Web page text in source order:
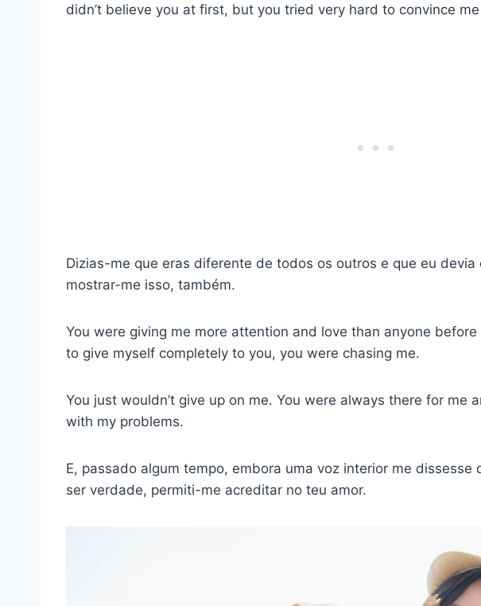
didn’t believe you at first, but you tried very hard to convince
Dizias-me que eras diferente de todos os outros e que eu
mostrar-me isso, também.
You were giving me more attention and love than anyone before
to give myself completely to you, you were chasing me.
You just wouldn’t give up on me. You were always there for me
with my problems.
E, passado algum tempo, embora uma voz interior me dissesse
ser verdade, permiti-me acreditar no teu amor.